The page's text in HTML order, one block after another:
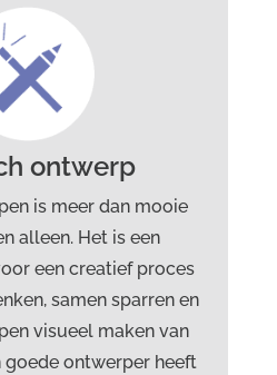
ontwerp
is meer dan mooie
alleen. Het is een
een creatief proces
samen sparren en
visueel maken van
goede ontwerper heeft
advies &
ontwerp